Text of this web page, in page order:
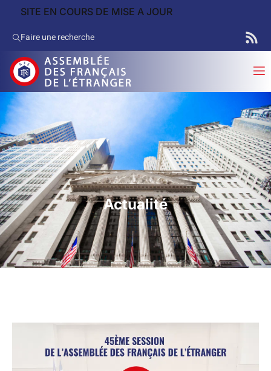
SITE EN COURS DE MISE A JOUR
Faire une recherche
Actualité